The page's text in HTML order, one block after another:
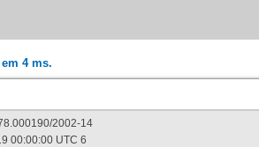
4 ms.
2002-14
00:00:00 UTC 6